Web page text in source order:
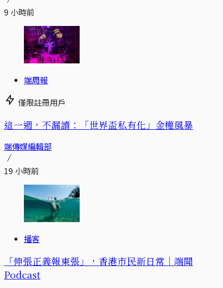
9 小時前
端周報
僅限註冊用戶
這一週，不漏讀：「世界盃私有化」金權風暴
端傳媒編輯部
19 小時前
播客
「伸張正義報東張」，香港市民新日常｜端聞
Podcast